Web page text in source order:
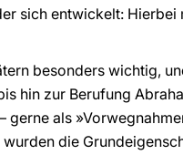
sich entwickelt: Hierbei
besonders wichtig,
hin zur Berufung
als
die